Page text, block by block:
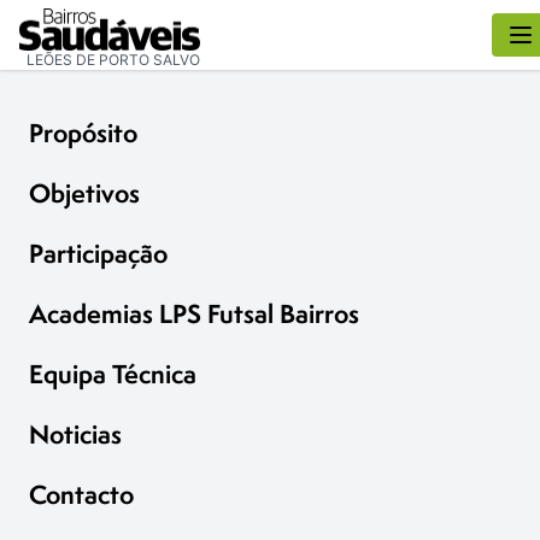
LEÕES DE PORTO SALVO
Propósito
Objetivos
Participação
Academias LPS Futsal Bairros
Equipa Técnica
Noticias
Contacto